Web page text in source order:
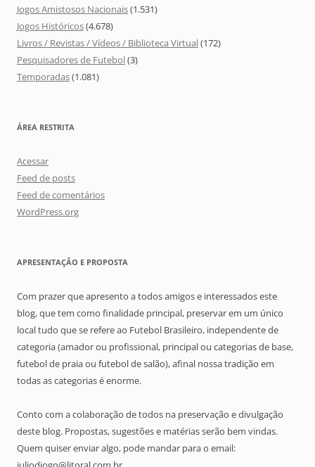
Jogos Amistosos Nacionais(1.531)
Jogos Históricos(4.678)
Livros / Revistas / Vídeos / Biblioteca Virtual(172)
Pesquisadores de Futebol(3)
Temporadas(1.081)
ÁREA RESTRITA
Acessar
Feed de posts
Feed de comentários
WordPress.org
APRESENTAÇÃO E PROPOSTA
Com prazer que apresento a todos amigos e interessados este
blog, que tem como finalidade principal, preservar em um único
local tudo que se refere ao Futebol Brasileiro, independente de
categoria (amador ou profissional, principal ou categorias de base,
futebol de praia ou futebol de salão), afinal nossa tradição em
todas as categorias é enorme.
Conto com a colaboração de todos na preservação e divulgação
deste blog. Propostas, sugestões e matérias serão bem vindas.
Quem quiser enviar algo, pode mandar para o email: